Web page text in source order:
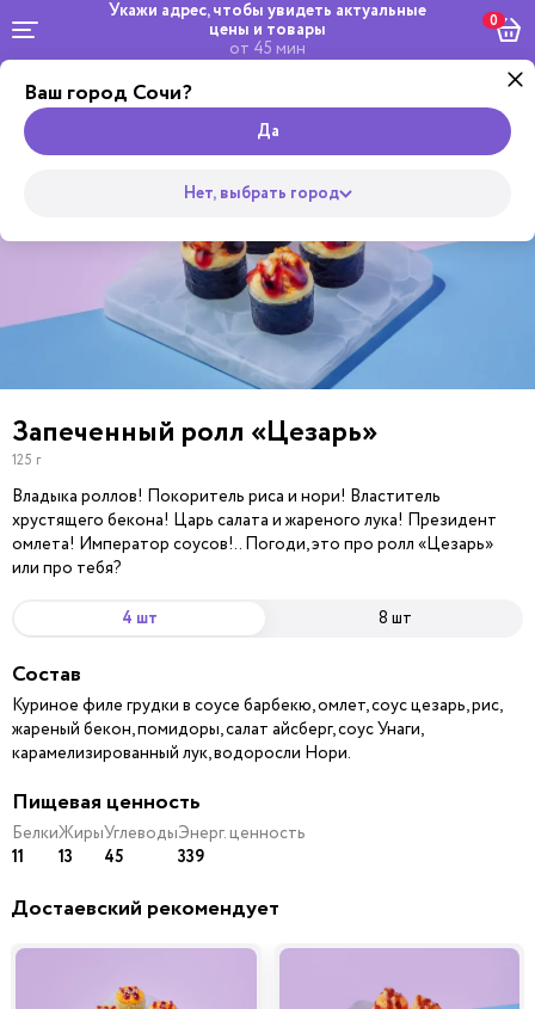
Укажи адрес, чтобы увидеть актуальные
цены и товары
от 45 мин
Ваш город Сочи?
Да
Нет, выбрать город
0
by
Жульверик
Комбо и
Запеченный ролл «Цезарь»
125 г
Владыка роллов! Покоритель риса и нори! Властитель
хрустящего бекона! Царь салата и жареного лука! Президент
омлета! Император соусов!.. Погоди, это про ролл «Цезарь»
или про тебя?
4 шт 8 шт
Состав
Куриное филе грудки в соусе барбекю, омлет, соус цезарь, рис,
жареный бекон, помидоры, салат айсберг, соус Унаги,
карамелизированный лук, водоросли Нори.
Пищевая ценность
Белки
11
Жиры
13
Углеводы
45
Энерг. ценность
339
Достаевский рекомендует